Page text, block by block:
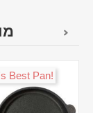
!World's Best Pan